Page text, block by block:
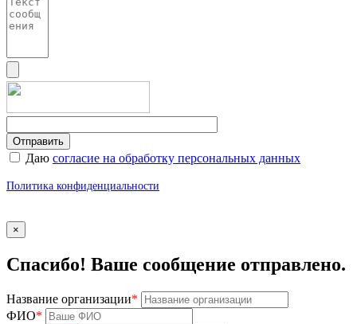
Даю согласие на обработку персональных данных
Политика конфиденциальности
×
Спасибо! Ваше сообщение отправлено.
Название организации*
ФИО*